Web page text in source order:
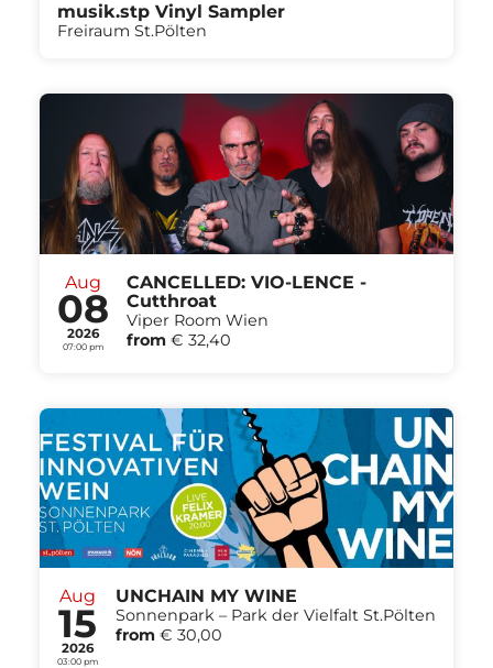
musik.stp Vinyl Sampler
Freiraum St.Pölten
Aug
08
2026
07:00 pm
CANCELLED: VIO-LENCE -
Cutthroat
Viper Room Wien
from € 32,40
Aug
15
2026
03:00 pm
UNCHAIN MY WINE
Sonnenpark – Park der Vielfalt St.Pölten
from € 30,00